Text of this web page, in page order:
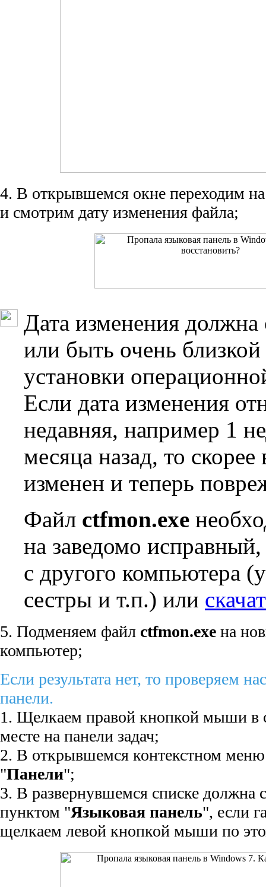
4. В открывшемся окне переходим
и смотрим дату изменения файла;
Дата изменения должна
или быть очень близкой
установки
Если дата изменения
недавняя, например 1
месяца назад, то
изменен и теперь
Файл ctfmon.exe
на заведомо
с другого компьютера
сестры и т.п.) или
5. Подменяем файл ctfmon.exe на
компьютер;
Если результата нет, то проверяем
панели.
1. Щелкаем правой кнопкой мыши в
месте на панели задач;
2. В открывшемся контекстном
"Панели";
3. В развернувшемся списке должна
пунктом "Языковая панель", если
щелкаем левой кнопкой мыши по